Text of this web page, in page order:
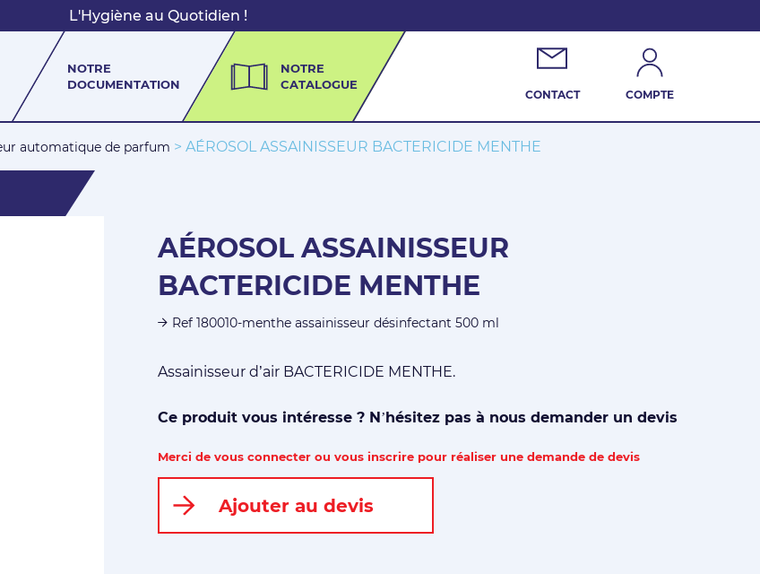
L'Hygiène au Quotidien !
NOTRE
DOCUMENTATION
NOTRE
CATALOGUE
CONTACT COMPTE
automatique de parfum > AÉROSOL ASSAINISSEUR BACTERICIDE MENTHE
AÉROSOL ASSAINISSEUR
BACTERICIDE MENTHE
Ref 180010-menthe assainisseur désinfectant 500 ml
Assainisseur d’air BACTERICIDE MENTHE.
Ce produit vous intéresse ? N’hésitez pas à nous demander un devis
Merci de vous connecter ou vous inscrire pour réaliser une demande de devis
Ajouter au devis